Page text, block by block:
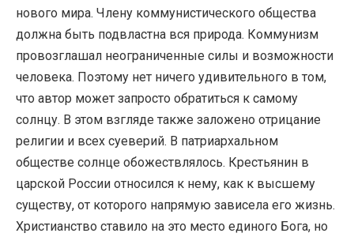
нового мира. Члену коммунистического общества
должна быть подвластна вся природа. Коммунизм
провозглашал неограниченные силы и возможности
человека. Поэтому нет ничего удивительного в том,
что автор может запросто обратиться к самому
солнцу. В этом взгляде также заложено отрицание
религии и всех суеверий. В патриархальном
обществе солнце обожествлялось. Крестьянин в
царской России относился к нему, как к высшему
существу, от которого напрямую зависела его жизнь.
Христианство ставило на это место единого Бога, но